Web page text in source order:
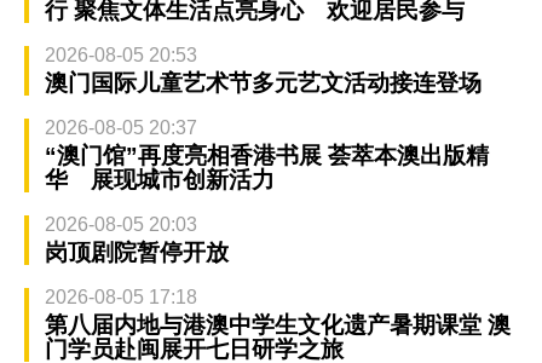
行 聚焦文体生活点亮身心 欢迎居民参与
2026-08-05 20:53
澳门国际儿童艺术节多元艺文活动接连登场
2026-08-05 20:37
“澳门馆”再度亮相香港书展 荟萃本澳出版精
华 展现城市创新活力
2026-08-05 20:03
岗顶剧院暂停开放
2026-08-05 17:18
第八届内地与港澳中学生文化遗产暑期课堂 澳
门学员赴闽展开七日研学之旅